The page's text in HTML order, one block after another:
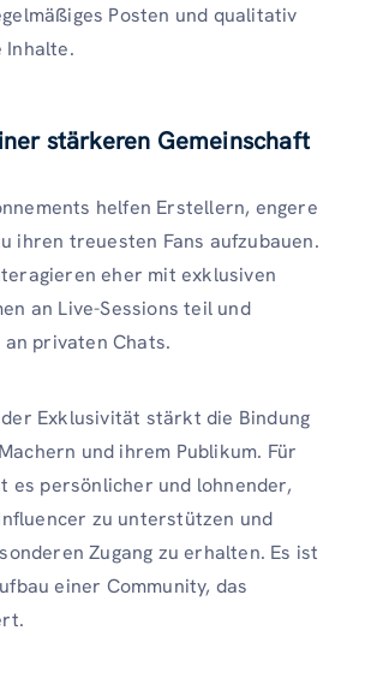
Posten und qualitativ
Inhalte.
stärkeren Gemeinschaft
helfen Erstellern, engere
ihren treuesten Fans aufzubauen.
eher mit exklusiven
an Live-Sessions teil und
privaten Chats.
Exklusivität stärkt die Bindung
und ihrem Publikum. Für
es persönlicher und lohnender,
zu unterstützen und
Zugang zu erhalten. Es ist
einer Community, das